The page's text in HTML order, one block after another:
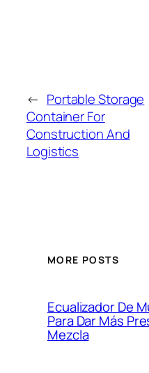
← Portable Storage
Container For
Construction And
Logistics
MORE POSTS
Ecualizador De
Para Dar Más
Mezcla